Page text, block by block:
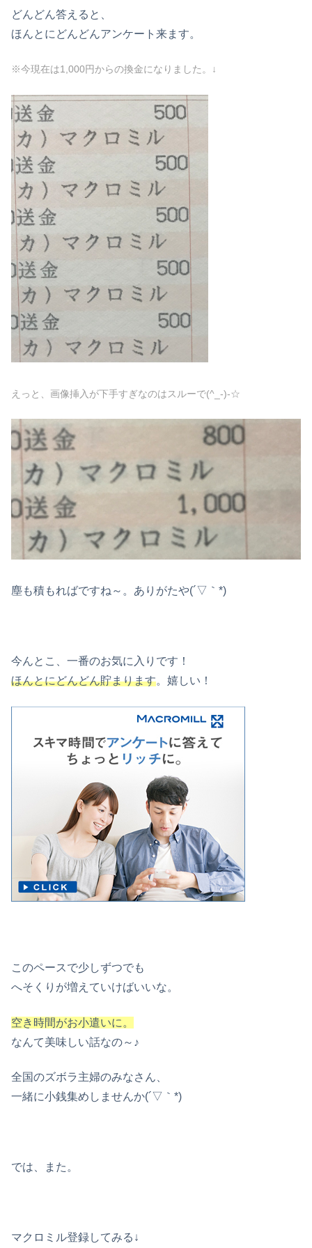
どんどん答えると、
ほんとにどんどんアンケート来ます。
※今現在は1,000円からの換金になりました。↓
えっと、画像挿入が下手すぎなのはスルーで(^_-)-☆
塵も積もればですね～。ありがたや(´▽｀*)
今んとこ、一番のお気に入りです！
ほんとにどんどん貯まります。嬉しい！
このペースで少しずつでも
へそくりが増えていけばいいな。
空き時間がお小遣いに。
なんて美味しい話なの～♪
全国のズボラ主婦のみなさん、
一緒に小銭集めしませんか(´▽｀*)
では、また。
マクロミル登録してみる↓